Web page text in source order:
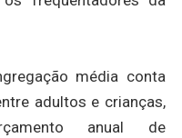
média conta
adultos e crianças,
anual de